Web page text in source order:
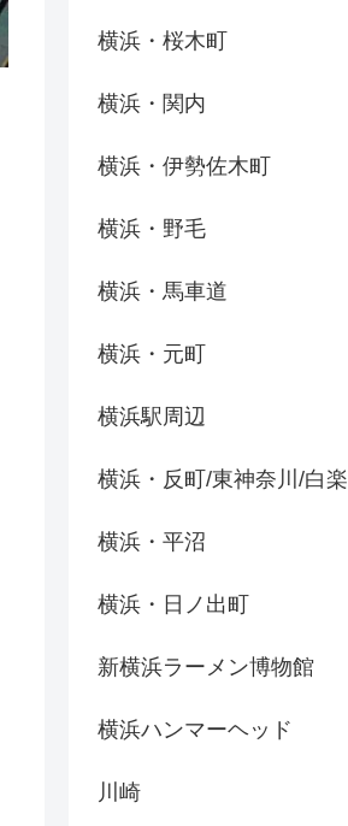
横浜・桜木町
横浜・関内
横浜・伊勢佐木町
横浜・野毛
横浜・馬車道
横浜・元町
横浜駅周辺
横浜・反町/東神奈川/白楽
横浜・平沼
横浜・日ノ出町
新横浜ラーメン博物館
横浜ハンマーヘッド
川崎